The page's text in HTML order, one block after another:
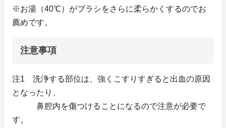
※お湯（40℃）がブラシをさらに柔らかくするのでお
薦めです。
注意事項
注1 洗浄する部位は、強くこすりすぎると出血の原因
となったり、
鼻腔内を傷つけることになるので注意が必要で
す。